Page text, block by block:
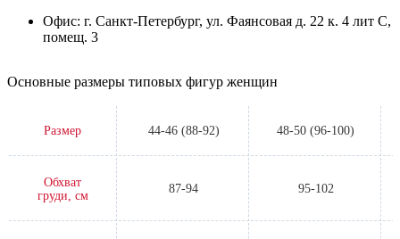
Офис: г. Санкт-Петербург, ул. Фаянсовая д. 22 к. 4 лит С,
помещ. 3
Основные размеры типовых фигур женщин
Размер 44-46 (88-92) 48-50 (96-100)
Обхват
груди, см
87-94 95-102